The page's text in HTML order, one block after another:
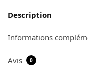
Description
Informations
Avis 0